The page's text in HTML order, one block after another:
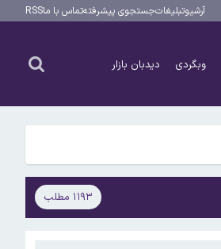
آرشیوتبلیغاتجستجوی پیشرفتهتماس با ماRSS
وبگردی دیدبان بازار
۱۱۹۳ مطلب